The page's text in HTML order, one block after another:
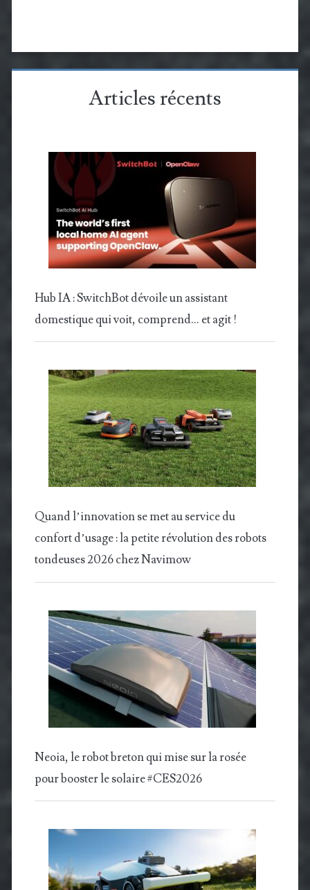
Articles récents
Hub IA : SwitchBot dévoile un assistant
domestique qui voit, comprend… et agit !
Quand l’innovation se met au service du
confort d’usage : la petite révolution des robots
tondeuses 2026 chez Navimow
Neoia, le robot breton qui mise sur la rosée
pour booster le solaire #CES2026